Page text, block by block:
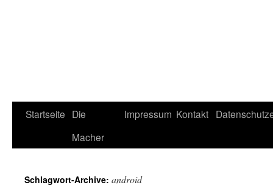
Zum
Startseite Die
Macher
Impressum Kontakt
Schlagwort-Archive: android